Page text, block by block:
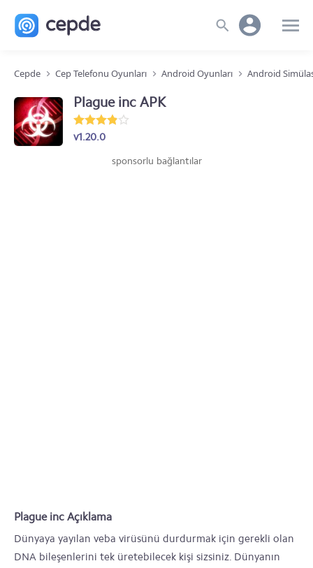
Cepde Cep Telefonu Oyunları Android Oyunları Android
Plague inc APK
v1.20.0
sponsorlu bağlantılar
Plague inc Açıklama
Dünyaya yayılan veba virüsünü durdurmak için gerekli olan
DNA bileşenlerini tek üretebilecek kişi sizsiniz. Dünyanın